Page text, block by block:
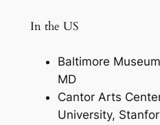
In the US
Baltimore
MD
Cantor Arts
University,